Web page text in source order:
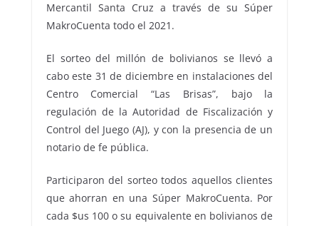
Mercantil Santa Cruz a través de su Súper
MakroCuenta todo el 2021.
El sorteo del millón de bolivianos se llevó a
cabo este 31 de diciembre en instalaciones del
Centro Comercial “Las Brisas”, bajo la
regulación de la Autoridad de Fiscalización y
Control del Juego (AJ), y con la presencia de un
notario de fe pública.
Participaron del sorteo todos aquellos clientes
que ahorran en una Súper MakroCuenta. Por
cada $us 100 o su equivalente en bolivianos de